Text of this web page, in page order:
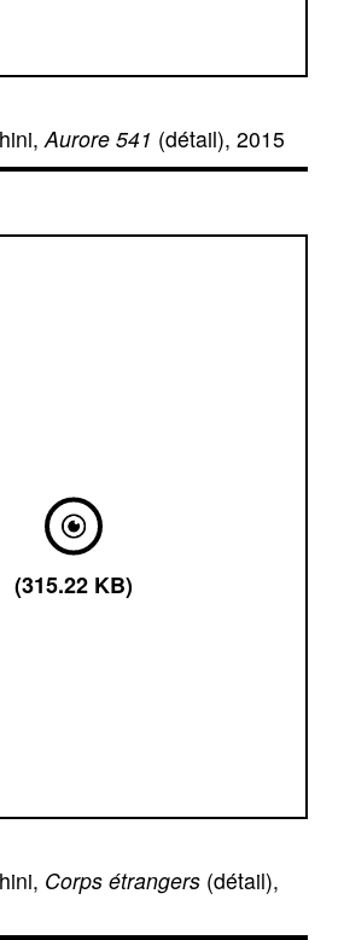
Aurore 541 (détail), 2015
(315.22 KB)
Corps étrangers (détail),